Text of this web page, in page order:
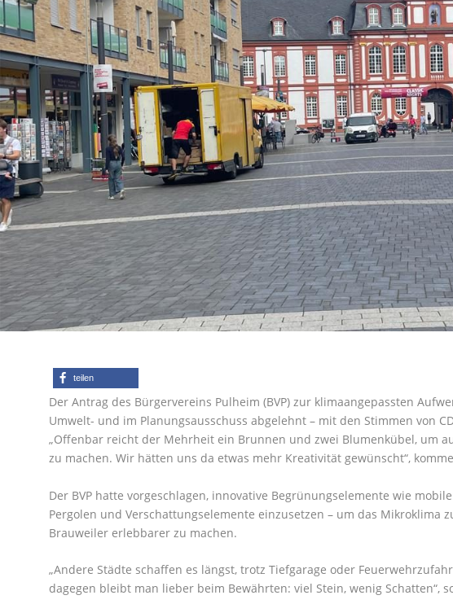
teilen
Der Antrag des Bürgervereins Pulheim (BVP) zur klimaangepassten
Umwelt- und im Planungsausschuss abgelehnt – mit den Stimmen von
„Offenbar reicht der Mehrheit ein Brunnen und zwei Blumenkübel, um
zu machen. Wir hätten uns da etwas mehr Kreativität gewünscht“,
Der BVP hatte vorgeschlagen, innovative Begrünungselemente wie
Pergolen und Verschattungselemente einzusetzen – um das Mikroklima
Brauweiler erlebbarer zu machen.
„Andere Städte schaffen es längst, trotz Tiefgarage oder
dagegen bleibt man lieber beim Bewährten: viel Stein, wenig Schatten“,